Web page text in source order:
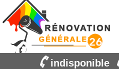
indisponible